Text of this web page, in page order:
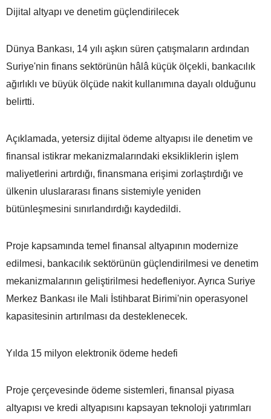
Dijital altyapı ve denetim güçlendirilecek
Dünya Bankası, 14 yılı aşkın süren çatışmaların ardından
Suriye'nin finans sektörünün hâlâ küçük ölçekli, bankacılık
ağırlıklı ve büyük ölçüde nakit kullanımına dayalı olduğunu
belirtti.
Açıklamada, yetersiz dijital ödeme altyapısı ile denetim ve
finansal istikrar mekanizmalarındaki eksikliklerin işlem
maliyetlerini artırdığı, finansmana erişimi zorlaştırdığı ve
ülkenin uluslararası finans sistemiyle yeniden
bütünleşmesini sınırlandırdığı kaydedildi.
Proje kapsamında temel finansal altyapının modernize
edilmesi, bankacılık sektörünün güçlendirilmesi ve denetim
mekanizmalarının geliştirilmesi hedefleniyor. Ayrıca Suriye
Merkez Bankası ile Mali İstihbarat Birimi'nin operasyonel
kapasitesinin artırılması da desteklenecek.
Yılda 15 milyon elektronik ödeme hedefi
Proje çerçevesinde ödeme sistemleri, finansal piyasa
altyapısı ve kredi altyapısını kapsayan teknoloji yatırımları